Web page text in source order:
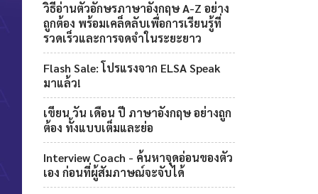
วิธีอ่านตัวอักษรภาษาอังกฤษ A-Z อย่าง
ถูกต้อง พร้อมเคล็ดลับเพื่อการเรียนรู้ที่
รวดเร็วและการจดจำในระยะยาว
Flash Sale: โปรแรงจาก ELSA Speak
มาแล้ว!
เขียน วัน เดือน ปี ภาษาอังกฤษ อย่างถูก
ต้อง ทั้งแบบเต็มและย่อ
Interview Coach - ค้นหาจุดอ่อนของตัว
เอง ก่อนที่ผู้สัมภาษณ์จะจับได้